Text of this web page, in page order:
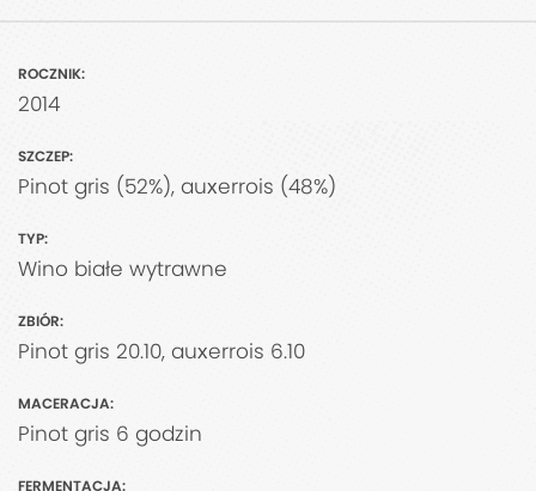
ROCZNIK:
2014
SZCZEP:
Pinot gris (52%), auxerrois (48%)
TYP:
Wino białe wytrawne
ZBIÓR:
Pinot gris 20.10, auxerrois 6.10
MACERACJA:
Pinot gris 6 godzin
FERMENTACJA: